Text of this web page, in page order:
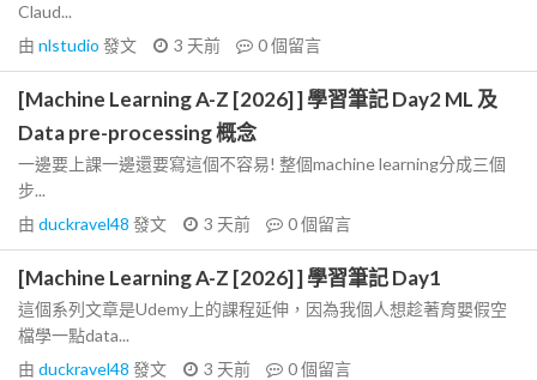
Claud...
由 nlstudio 發文 3 天前 0個留言
[Machine Learning A-Z [2026] ] 學習筆記 Day2 ML 及
Data pre-processing 概念
一邊要上課一邊還要寫這個不容易! 整個machine learning分成三個
步...
由 duckravel48 發文 3 天前 0個留言
[Machine Learning A-Z [2026] ] 學習筆記 Day1
這個系列文章是Udemy上的課程延伸，因為我個人想趁著育嬰假空
檔學一點data...
由 duckravel48 發文 3 天前 0個留言